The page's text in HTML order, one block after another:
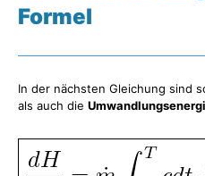
Formel
In der nächsten Gleichung sind
als auch die